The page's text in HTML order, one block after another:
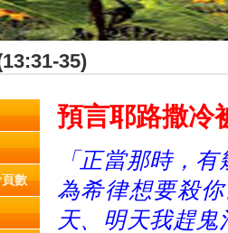
35)
數
預言耶路撒冷
「正當那時，
為希律想要殺
天、明天我趕